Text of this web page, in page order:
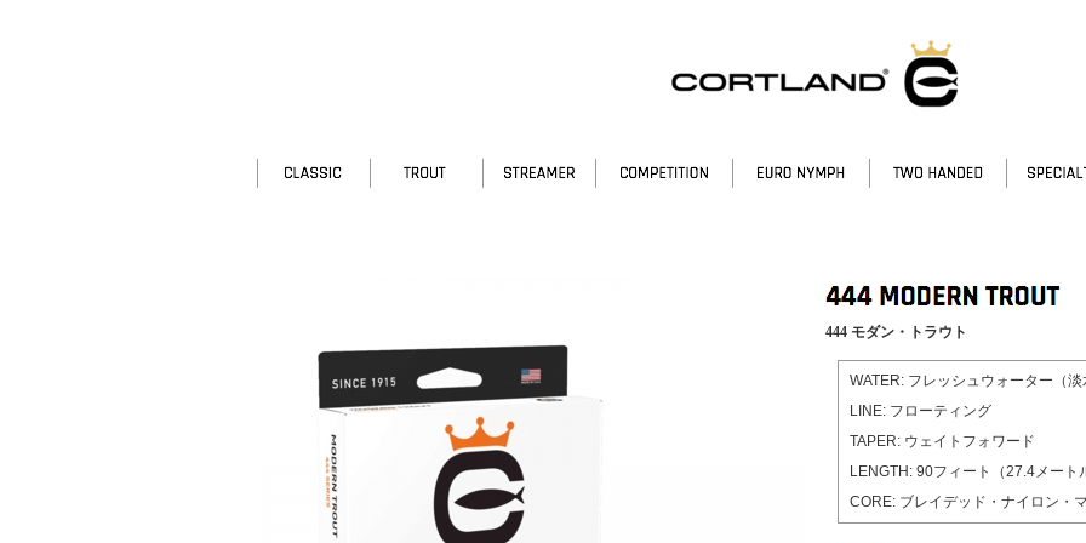
444 モダン・トラウト
WATER: フレッシュウォーター（淡
LINE: フローティング
TAPER: ウェイトフォワード
LENGTH: 90フィート（27.4メート
CORE: ブレイデッド・ナイロン・